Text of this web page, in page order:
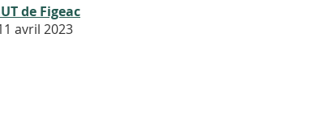
de Figeac
avril 2023